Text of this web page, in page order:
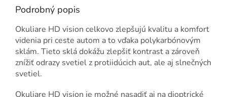
Podrobný popis
Okuliare HD vision celkovo zlepšujú kvalitu a komfort
videnia pri ceste autom a to vďaka polykarbónovým
sklám. Tieto sklá dokážu zlepšiť kontrast a zároveň
znížiť odrazy svetiel z protiidúcich aut, ale aj slnečných
svetiel.
Okuliare HD vision je možné nasadiť aj na dioptrické